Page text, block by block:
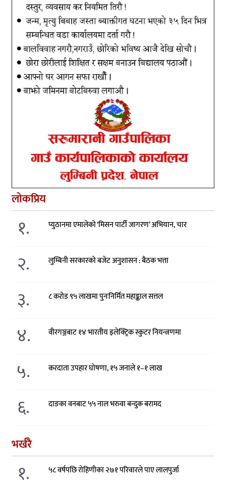
लोकप्रिय
१. प्युठानमा एमालेको ‘मिसन पार्टी जागरण’ अभियान, चार
२. लुम्बिनी सरकारको बजेट अनुशासन : बैठक भत्ता
३. ८ करोड ९५ लाखमा पुनःनिर्मित महाङ्काल सत्तल
४. वीरगञ्जबाट १४ भारतीय इलेक्ट्रिक स्कुटर नियन्त्रणमा
५. करदाता उपहार घोषणा, १५ जनाले १–१ लाख
६. दाङका वनबाट ५५ नाल भरुवा बन्दुक बरामद
भर्खरै
१. ५८ वर्षपछि रोहिणीका २७१ परिवारले पाए लालपुर्जा